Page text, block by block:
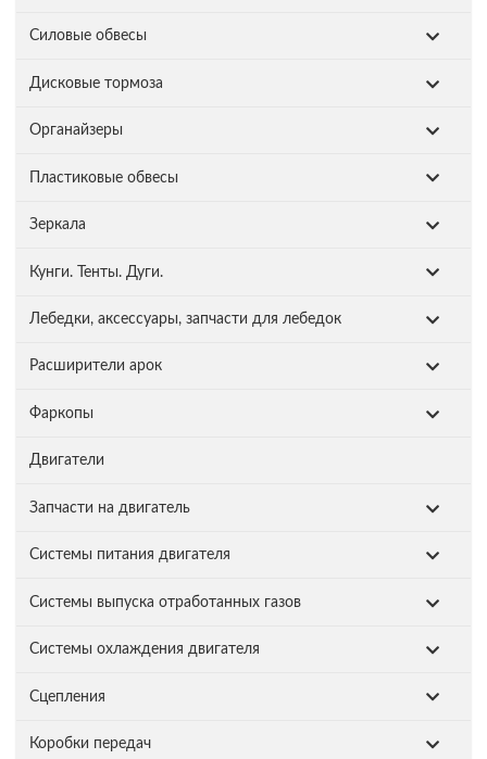
Силовые обвесы
Дисковые тормоза
Органайзеры
Пластиковые обвесы
Зеркала
Кунги. Тенты. Дуги.
Лебедки, аксессуары, запчасти для лебедок
Расширители арок
Фаркопы
Двигатели
Запчасти на двигатель
Системы питания двигателя
Системы выпуска отработанных газов
Системы охлаждения двигателя
Сцепления
Коробки передач